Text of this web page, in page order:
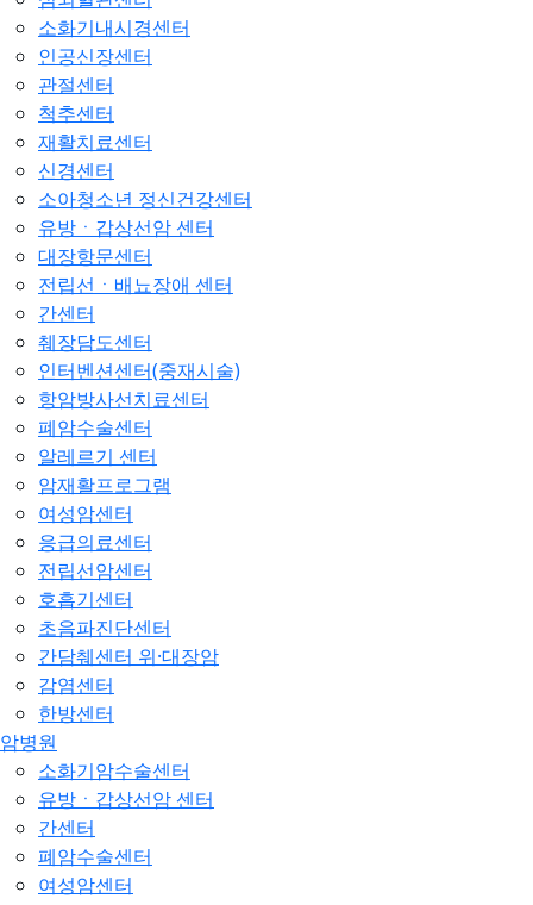
소화기내시경센터
인공신장센터
관절센터
척추센터
재활치료센터
신경센터
소아청소년 정신건강센터
유방ㆍ갑상선암 센터
대장항문센터
전립선ㆍ배뇨장애 센터
간센터
췌장담도센터
인터벤션센터(중재시술)
항암방사선치료센터
폐암수술센터
알레르기 센터
암재활프로그램
여성암센터
응급의료센터
전립선암센터
호흡기센터
초음파진단센터
간담췌센터 위·대장암
감염센터
한방센터
암병원
소화기암수술센터
유방ㆍ갑상선암 센터
간센터
폐암수술센터
여성암센터